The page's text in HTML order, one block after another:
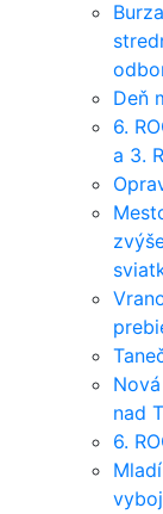
Deň
6.
a 3.
nad
6.